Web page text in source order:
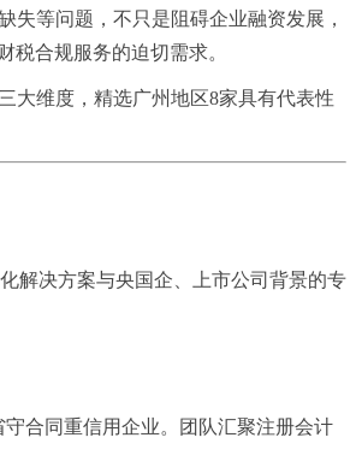
等问题，不只是阻碍企业融资发展，
税合规服务的迫切需求。
大维度，精选广州地区8家具有代表性
解决方案与央国企、上市公司背景的专
合同重信用企业。团队汇聚注册会计